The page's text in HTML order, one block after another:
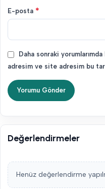
Değerlendirmeler
Henüz değerlendirme
E-posta *
Daha sonraki
adresim ve site adresim bu